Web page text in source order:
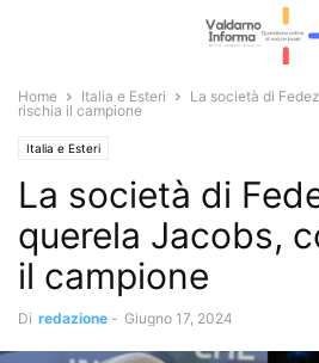
Home Italia e Esteri
La società di
rischia il campione
Italia e Esteri
La società di
querela Jacobs,
il campione
Di redazione - Giugno 17, 2024